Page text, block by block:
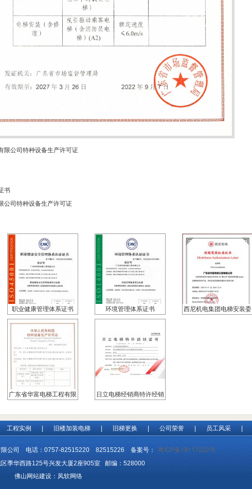
限公司特种设备生产许可证
书
公司特种设备生产许可证
职业健康管理体系证书 环境管理体系证书
西尼机电集团电梯安装委
广东省华富电梯工程有限
日立电梯经销商特许经销
工程实例 | 旧楼加装电梯 | 旧梯更换 | 公司荣誉 | 员工风采 |
限公司 电话：0757-82515220 82515226 备案号： 粤ICP备19117222号
区季华西路125号兴发大厦2座905室 邮编：528000
佛山网站建设： 凤软网络